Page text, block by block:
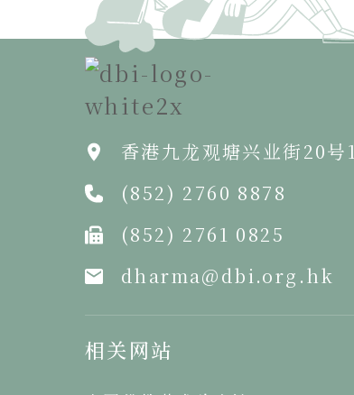
香港九龙观塘兴业街20号
(852) 2760 8878
(852) 2761 0825
dharma@dbi.org.hk
相关网站